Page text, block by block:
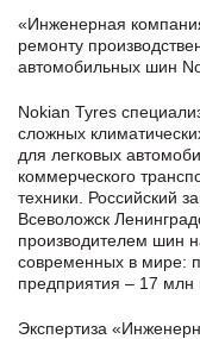
«Инженерная
ремонту
автомобильных шин
Nokian Tyres
сложных
для легковых
коммерческого
техники. Российский
Всеволожск
производителем шин
современных в мире:
предприятия – 17 млн
Экспертиза